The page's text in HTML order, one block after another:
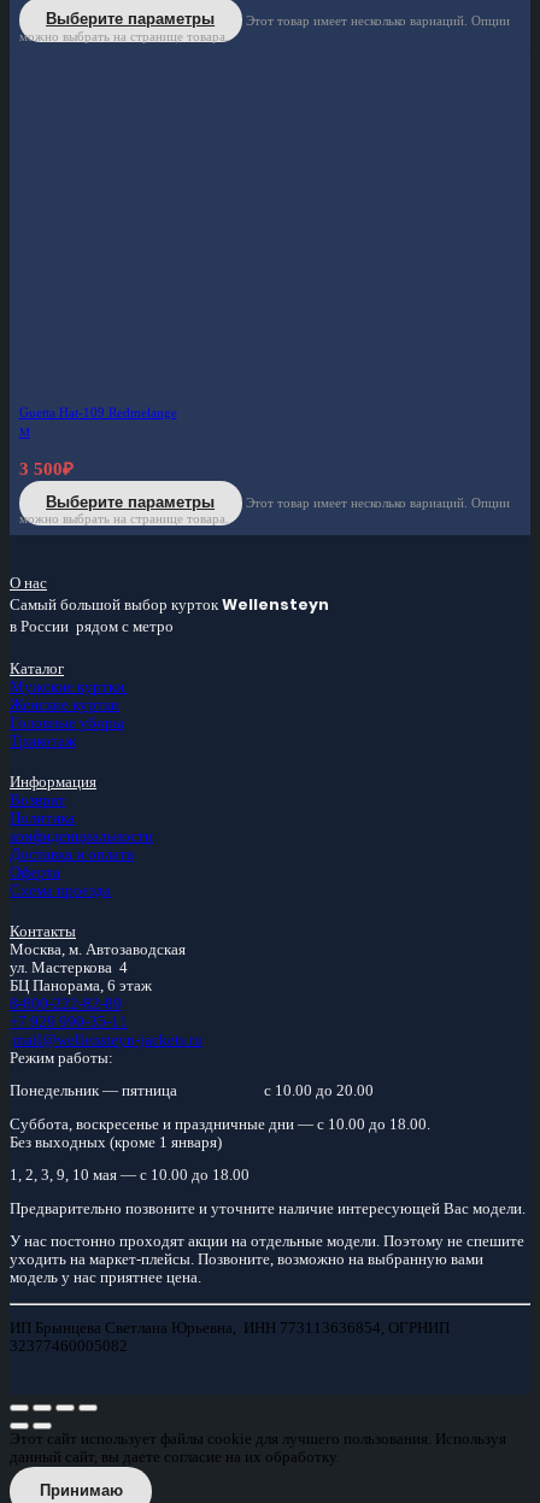
Выберите параметры
Этот товар имеет несколько вариаций. Опции
можно выбрать на странице товара.
Guetta Hat-109 Redmelange
M
3 500₽
Выберите параметры
Этот товар имеет несколько вариаций. Опции
можно выбрать на странице товара.
О нас
Самый большойвыбор куртокWellensteyn
в России рядом с метро
Каталог
Мужские куртки
Женские куртки
Головные уборы
Трикотаж
Информация
Возврат
Политика
конфиденциальности
Доставка и оплата
Оферта
Схема проезда
Контакты
Москва, м. Автозаводская
ул. Мастеркова 4
БЦ Панорама, 6 этаж
8-800-222-82-89
+7 929 990-35-11
mail@wellensteyn-jackets.ru
Режим работы:
Понедельник — пятница с 10.00 до 20.00
Суббота, воскресенье и праздничные дни — с 10.00 до 18.00.
Без выходных (кроме 1 января)
1, 2, 3, 9, 10 мая — с 10.00 до 18.00
Предварительно позвоните и уточните наличие интересующей Вас модели.
У нас постонно проходят акции на отдельные модели. Поэтому не спешите
уходить на маркет-плейсы. Позвоните, возможно на выбранную вами
модель у нас приятнее цена.
ИП Брынцева Светлана Юрьевна, ИНН 773113636854, ОГРНИП
32377460005082
Этот сайт использует файлы cookie для лучшего пользования. Используя
данный сайт, вы даете согласие на их обработку.
Принимаю